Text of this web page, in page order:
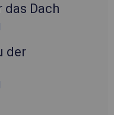
Dach
der